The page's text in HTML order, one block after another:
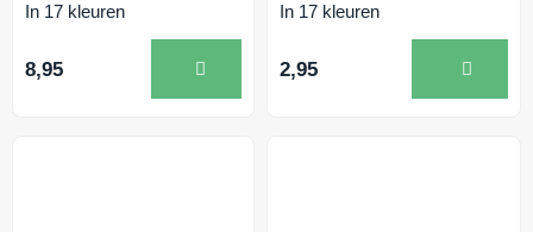
In 17 kleuren
8,95
In 17 kleuren
2,95